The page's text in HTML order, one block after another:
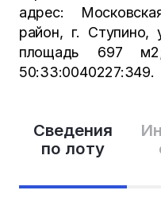
Сведения
по лоту
адрес:
район, г. Ступино,
площадь 697
50:33:0040227:349.